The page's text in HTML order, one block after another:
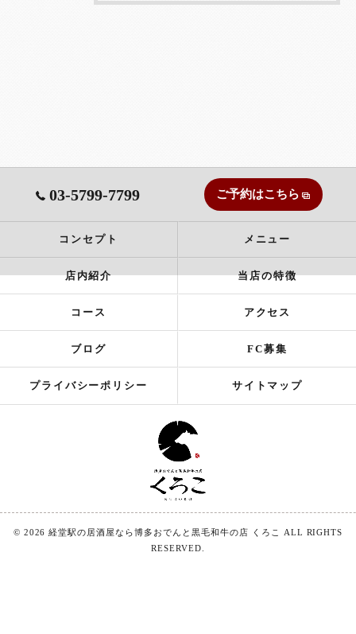
03-5799-7799 ご予約はこちら
コンセプト メニュー
店内紹介 当店の特徴
コース アクセス
ブログ FC募集
プライバシーポリシー サイトマップ
© 2026 経堂駅の居酒屋なら博多おでんと黒毛和牛の店 くろこ ALL RIGHTS
RESERVED.